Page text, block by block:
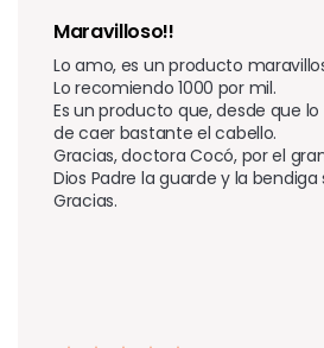
Maravilloso!!
Lo amo, es un producto
Lo recomiendo 1000 por mil.
Es un producto que, desde que
de caer bastante el cabello.
Gracias, doctora Cocó, por el
Dios Padre la guarde y la bendiga
Gracias.